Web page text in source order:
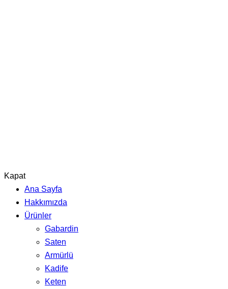
Kapat
Ana Sayfa
Hakkımızda
Ürünler
Gabardin
Saten
Armürlü
Kadife
Keten